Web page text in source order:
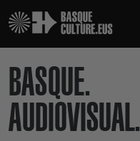
BASQUE.
AUDIOVISUAL.